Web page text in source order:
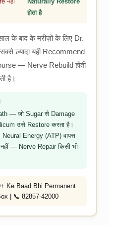
होता है
के बाद के मरीज़ों के लिए Dr.
ज़्यादा यही Recommend
— Nerve Rebuild होती
है।
— जो Sugar से Damage
उसे Restore करता है।
Energy (ATP) वापस
— Nerve Repair किसी भी
Ke Baad Bhi Permanent
| 📞 82857-42000